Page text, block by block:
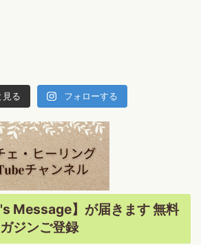
見る フォローする
Message】が届きます 無料
ジンご登録